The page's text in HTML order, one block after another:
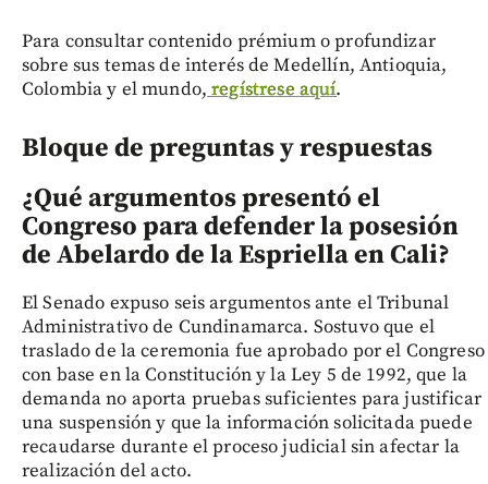
Para consultar contenido prémium o profundizar
sobre sus temas de interés de Medellín, Antioquia,
Colombia y el mundo, regístrese aquí.
Bloque de preguntas y respuestas
¿Qué argumentos presentó el
Congreso para defender la posesión
de Abelardo de la Espriella en Cali?
El Senado expuso seis argumentos ante el Tribunal
Administrativo de Cundinamarca. Sostuvo que el
traslado de la ceremonia fue aprobado por el Congreso
con base en la Constitución y la Ley 5 de 1992, que la
demanda no aporta pruebas suficientes para justificar
una suspensión y que la información solicitada puede
recaudarse durante el proceso judicial sin afectar la
realización del acto.